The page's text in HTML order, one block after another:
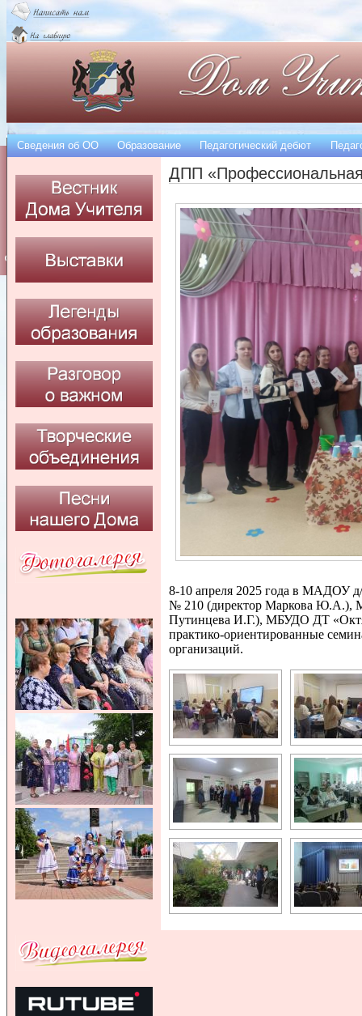
ДПП
8-10 апреля 2025 года в
№ 210 (директор Маркова Ю.А.),
Путинцева И.Г.), МБУДО ДТ
практико-ориентированные
организаций.
Страницы
Сведения об OO Образование Педагогический дебют